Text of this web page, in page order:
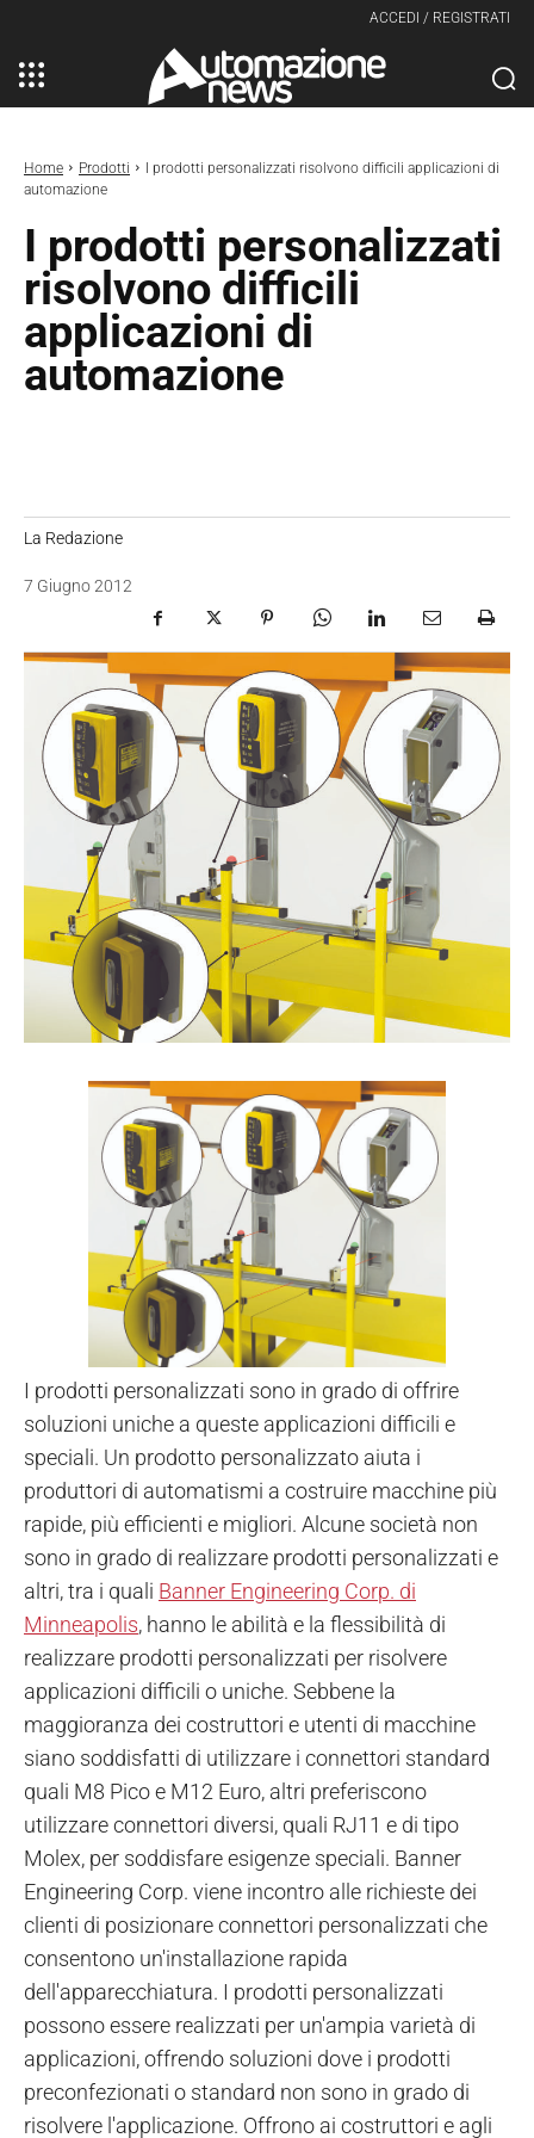
ACCEDI / REGISTRATI
Home Prodotti
I prodotti personalizzati risolvono difficili applicazioni di
automazione
I prodotti personalizzati
risolvono difficili
applicazioni di
automazione
La Redazione
7 Giugno 2012
I prodotti personalizzati sono in grado di offrire
soluzioni uniche a queste applicazioni difficili e
speciali. Un prodotto personalizzato aiuta i
produttori di automatismi a costruire macchine più
rapide, più efficienti e migliori. Alcune società non
sono in grado di realizzare prodotti personalizzati e
altri, tra i quali Banner Engineering Corp. di
Minneapolis, hanno le abilità e la flessibilità di
realizzare prodotti personalizzati per risolvere
applicazioni difficili o uniche. Sebbene la
maggioranza dei costruttori e utenti di macchine
siano soddisfatti di utilizzare i connettori standard
quali M8 Pico e M12 Euro, altri preferiscono
utilizzare connettori diversi, quali RJ11 e di tipo
Molex, per soddisfare esigenze speciali. Banner
Engineering Corp. viene incontro alle richieste dei
clienti di posizionare connettori personalizzati che
consentono un'installazione rapida
dell'apparecchiatura. I prodotti personalizzati
possono essere realizzati per un'ampia varietà di
applicazioni, offrendo soluzioni dove i prodotti
preconfezionati o standard non sono in grado di
risolvere l'applicazione. Offrono ai costruttori e agli